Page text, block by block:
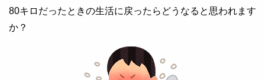
80キロだったときの生活に戻ったらどうなると思われます
か？